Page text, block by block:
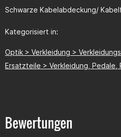
Schwarze Kabelabdeckung/
Kategorisiert in:
Optik > Verkleidung >
Ersatzteile > Verkleidung, Pedale,
Bewertungen